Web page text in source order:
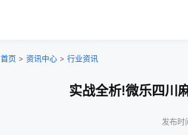
首页 > 资讯中心 > 行业资讯
实战全析!微乐四川
发布